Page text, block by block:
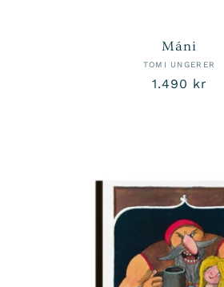
Máni
TOMI UNGERER
Venjulegt
1.490 kr